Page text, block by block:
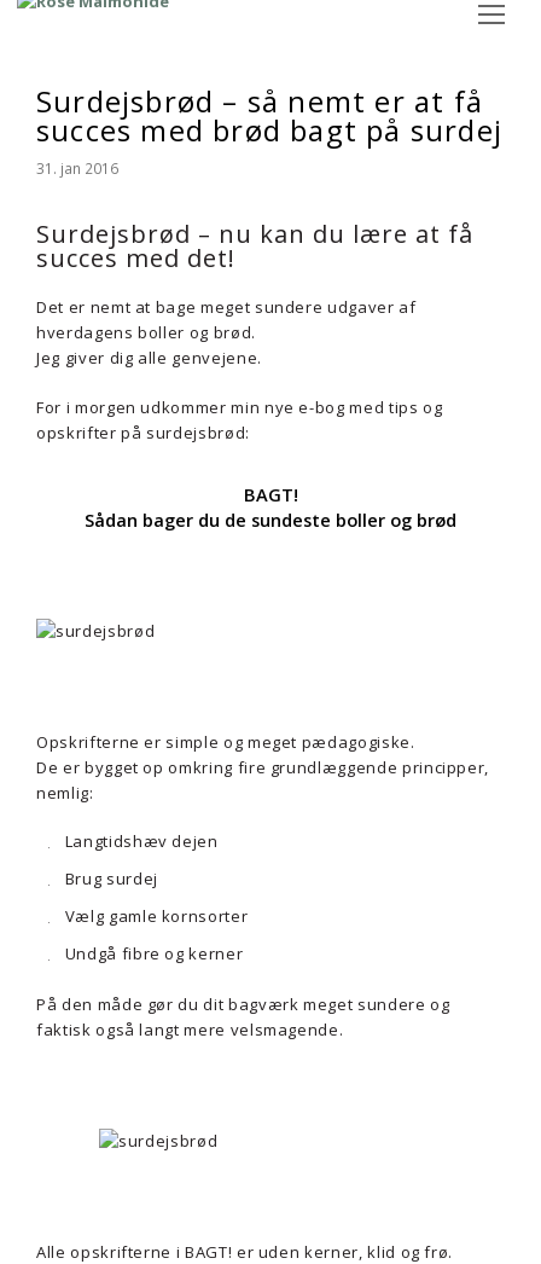
Surdejsbrød – så nemt er at få
succes med brød bagt på surdej
31. jan 2016
Surdejsbrød – nu kan du lære at få
succes med det!
Det er nemt at bage meget sundere udgaver af
hverdagens boller og brød.
Jeg giver dig alle genvejene.
For i morgen udkommer min nye e-bog med tips og
opskrifter på surdejsbrød:
BAGT!
Sådan bager du de sundeste boller og brød
Opskrifterne er simple og meget pædagogiske.
De er bygget op omkring fire grundlæggende principper,
nemlig:
Langtidshæv dejen
Brug surdej
Vælg gamle kornsorter
Undgå fibre og kerner
På den måde gør du dit bagværk meget sundere og
faktisk også langt mere velsmagende.
Alle opskrifterne i BAGT! er uden kerner, klid og frø.